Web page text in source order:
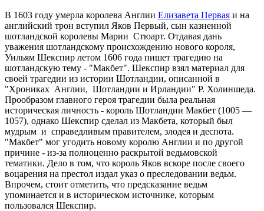
В 1603 году умерла королева Англии Елизавета Первая и на
английский трон вступил Яков Первый, сын казненной
шотландской королевы Марии Стюарт. Отдавая дань
уважения шотландскому происхождению нового короля,
Уильям Шекспир летом 1606 года пишет трагедию на
шотландскую тему - "Макбет". Шекспир взял материал для
своей трагедии из истории Шотландии, описанной в
"Хрониках Англии, Шотландии и Ирландии" Р. Холиншеда.
Прообразом главного героя трагедии была реальная
историческая личность - король Шотландии Макбет (1005 —
1057), однако Шекспир сделал из Макбета, который был
мудрым и справедливым правителем, злодея и деспота.
"Макбет" мог угодить новому королю Англии и по другой
причине - из-за полноценно раскрытой ведьмовской
тематики. Дело в том, что король Яков вскоре после своего
воцарения на престол издал указ о преследовании ведьм.
Впрочем, стоит отметить, что предсказание ведьм
упоминается и в историческом источнике, которым
пользовался Шекспир.